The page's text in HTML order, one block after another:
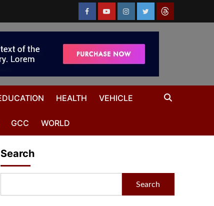
HEALTH VEHICLE
GCC WORLD
Search
Search